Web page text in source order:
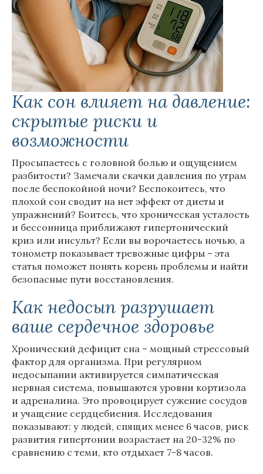
Как сон влияет на давление:
скрытые риски и
возможности
Просыпаетесь с головной болью и ощущением
разбитости? Замечали скачки давления по утрам
после беспокойной ночи? Беспокоитесь, что
плохой сон сводит на нет эффект от диеты и
упражнений? Боитесь, что хроническая усталость
и бессонница приближают гипертонический
криз или инсульт? Если вы ворочаетесь ночью, а
тонометр показывает тревожные цифры – эта
статья поможет понять корень проблемы и найти
безопасные пути восстановления.
Как недосып разрушает
ваше сердечное здоровье
Хронический дефицит сна – мощный стрессовый
фактор для организма. При регулярном
недосыпании активируется симпатическая
нервная система, повышаются уровни кортизола
и адреналина. Это провоцирует сужение сосудов
и учащение сердцебиения. Исследования
показывают: у людей, спящих менее 6 часов, риск
развития гипертонии возрастает на 20-32% по
сравнению с теми, кто отдыхает 7-8 часов.